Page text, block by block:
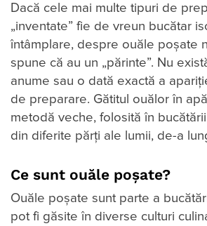
Dacă cele mai multe tipuri de
„inventate” fie de vreun bucătar
întâmplare, despre ouăle poșate
spune că au un „părinte”. Nu
anume sau o dată exactă a
de preparare. Gătitul ouălor în
metodă veche, folosită în
din diferite părți ale lumii, de-a
Ce sunt ouăle poșate?
Ouăle poșate sunt parte a
pot fi găsite în diverse culturi